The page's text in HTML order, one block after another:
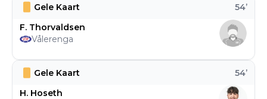
Gele Kaart 54’
H. Hoseth
Gele Kaart 54’
F. Thorvaldsen
Vålerenga